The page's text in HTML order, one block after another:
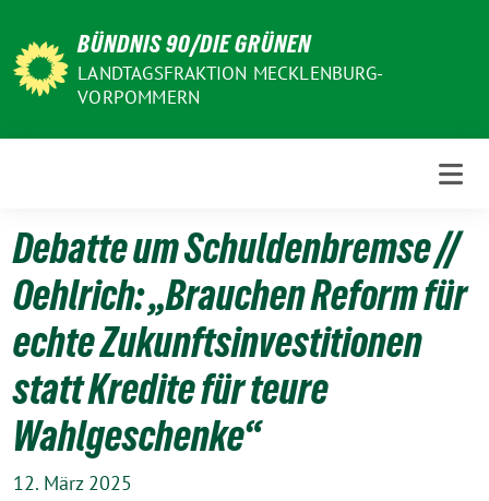
zum
Inhalt
BÜNDNIS 90/DIE GRÜNEN
LANDTAGSFRAKTION MECKLENBURG-
VORPOMMERN
Debatte um Schuldenbremse //
Oehlrich: „Brauchen Reform für
echte Zukunftsinvestitionen
statt Kredite für teure
Wahlgeschenke“
12. März 2025